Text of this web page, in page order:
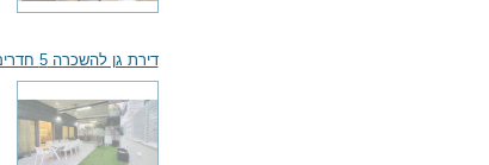
דירת גן להשכרה 5 חדרים 14,000₪ בחודש